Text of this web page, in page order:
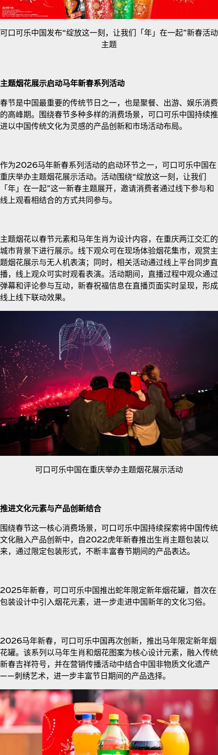
可口可乐中国发布“绽放这一刻，让我们「年」在一起”新春活动
主题
主题烟花展示启动马年新春系列活动
春节是中国最重要的传统节日之一，也是聚餐、出游、娱乐消费
的高峰期。围绕春节多种多样的消费场景，可口可乐中国持续推
进以中国传统文化为灵感的产品创新和市场活动布局。
作为2026马年新春系列活动的启动环节之一，可口可乐中国在
重庆举办主题烟花展示活动。活动围绕“绽放这一刻，让我们
「年」在一起”这一新春主题展开，邀请消费者通过线下参与和
线上观看相结合的方式共同参与。
主题烟花以春节元素和马年生肖为设计内容，在重庆两江交汇的
城市背景下进行展示。线下观众可在现场体验烟花集市，观赏主
题烟花展示与无人机表演；同时，相关活动通过线上平台同步直
播，线上观众可实时观看表演。活动期间，直播过程中观众通过
弹幕和评论参与互动，新春祝福信息在直播页面实时呈现，形成
线上线下联动效果。
可口可乐中国在重庆举办主题烟花展示活动
推进文化元素与产品创新结合
围绕春节这一核心消费场景，可口可乐中国持续探索将中国传统
文化融入产品创新中，自2022虎年新春推出生肖主题包装以
来，通过限定包装形式，不断丰富春节期间的产品表达。
2025年新春，可口可乐中国推出蛇年限定新年烟花罐，首次在
包装设计中引入烟花元素，进一步走进中国新年的文化习俗。
2026马年新春，可口可乐中国再次创新，推出马年限定新年烟
花罐。该系列以马年生肖和烟花图案为核心设计元素，融入传统
新春吉祥符号，并在营销传播活动中结合中国非物质文化遗产
——刺绣艺术，进一步丰富节日期间的产品选择。